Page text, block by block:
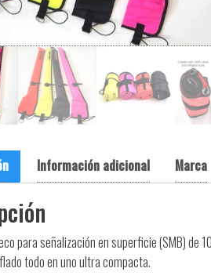
Información adicional Marca
para señalización en superficie (SMB) de
todo en uno ultra compacta.